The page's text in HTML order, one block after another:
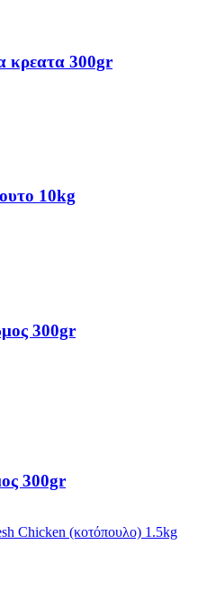
κρεατα 300gr
10kg
300gr
300gr